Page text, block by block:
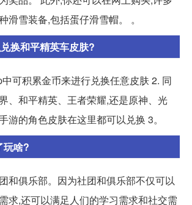
滑雪装备,包括蛋仔滑雪帽。 。
换和平精英车皮肤?
可积累金币来进行兑换任意皮肤 2. 同
、和平精英、王者荣耀,还是原神、光
游的角色皮肤在这里都可以兑换 3。
玩啥?
和俱乐部。因为社团和俱乐部不仅可以
求,还可以满足人们的学习需求和社交需